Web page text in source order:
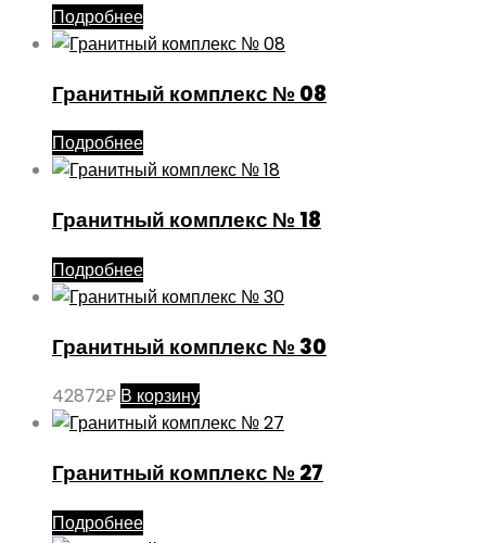
Подробнее
Гранитный комплекс № 08
Подробнее
Гранитный комплекс № 18
Подробнее
Гранитный комплекс № 30
42872₽ В корзину
Гранитный комплекс № 27
Подробнее